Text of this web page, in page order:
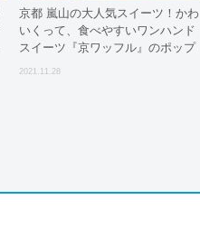
京都 嵐山の大人気スイーツ！かわ
いくって、食べやすいワンハンド
スイーツ『京ワッフル』のポップ
アップショップが、
2021.11.28